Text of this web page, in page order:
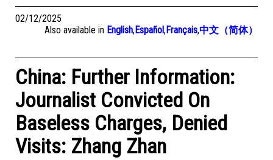
02/12/2025
Also available in English,Español,Français,中文（简体）
China: Further Information:
Journalist Convicted On
Baseless Charges, Denied
Visits: Zhang Zhan